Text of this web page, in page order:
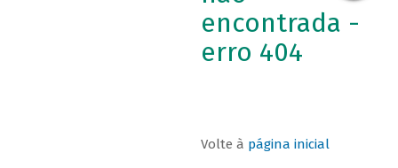
encontrada -
erro 404
Volte à página inicial